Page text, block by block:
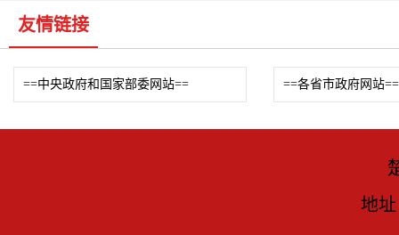
友情链接
==中央政府和国家部委网站== ==各省市政府网站==
地